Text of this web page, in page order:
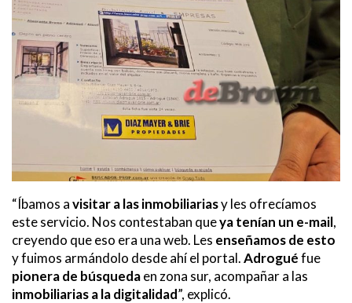
“Íbamos avisitar a las inmobiliariasy les ofrecíamos
este servicio. Nos contestaban queya tenían un e-mail,
creyendo que eso era una web. Les enseñamos de esto
y fuimos armándolo desde ahí el portal.Adroguéfue
pionerade búsquedaen zona sur, acompañar a las
inmobiliarias a la digitalidad”, explicó.